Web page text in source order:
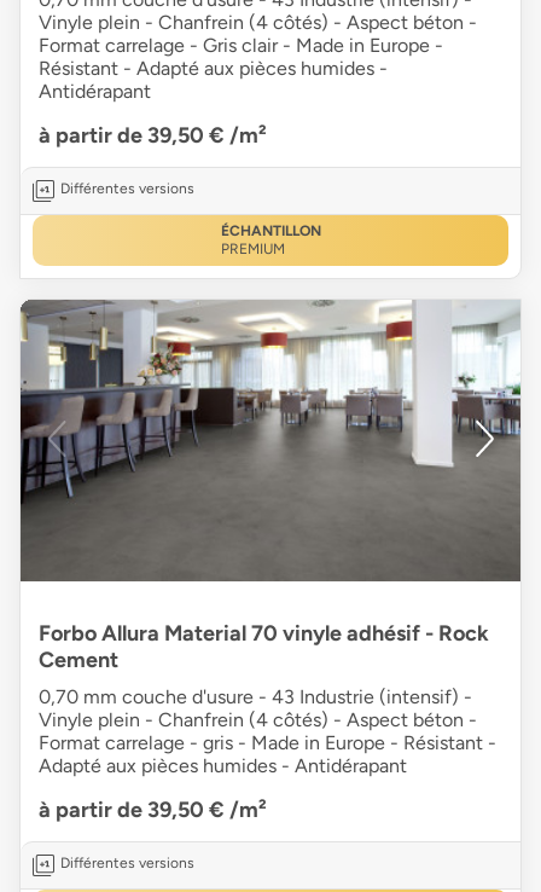
Vinyle plein - Chanfrein (4 côtés) - Aspect béton -
Format carrelage - Gris clair - Made in Europe -
Résistant - Adapté aux pièces humides -
Antidérapant
à partir de 39,50 € /m²
Différentes versions
ÉCHANTILLON
PREMIUM
Forbo Allura Material 70 vinyle adhésif - Rock
Cement
0,70 mm couche d'usure - 43 Industrie (intensif) -
Vinyle plein - Chanfrein (4 côtés) - Aspect béton -
Format carrelage - gris - Made in Europe - Résistant -
Adapté aux pièces humides - Antidérapant
à partir de 39,50 € /m²
Différentes versions